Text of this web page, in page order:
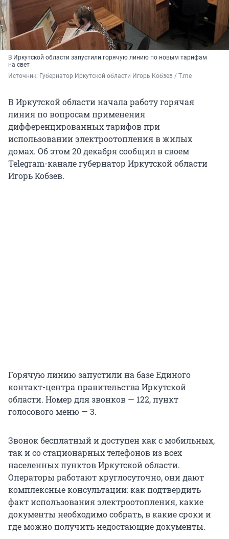
В Иркутской области запустили горячую линию по новым тарифам
на свет
Источник: Губернатор Иркутской области Игорь Кобзев / T.me
В Иркутской области начала работу горячая
линия по вопросам применения
дифференцированных тарифов при
использовании электроотопления в жилых
домах. Об этом 20 декабря сообщил в своем
Telegram-канале губернатор Иркутской области
Игорь Кобзев.
Горячую линию запустили на базе Единого
контакт-центра правительства Иркутской
области. Номер для звонков — 122, пункт
голосового меню — 3.
Звонок бесплатный и доступен как с мобильных,
так и со стационарных телефонов из всех
населенных пунктов Иркутской области.
Операторы работают круглосуточно, они дают
комплексные консультации: как подтвердить
факт использования электроотопления, какие
документы необходимо собрать, в какие сроки и
где можно получить недостающие документы.